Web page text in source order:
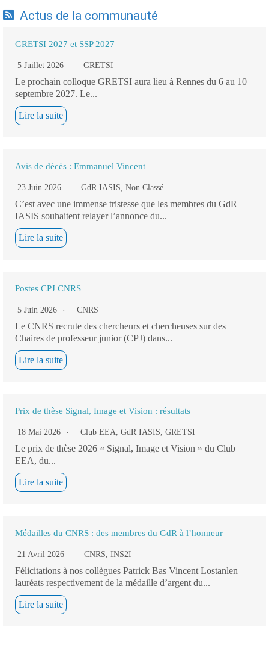
Actus de la communauté
GRETSI 2027 et SSP 2027
5 Juillet 2026 GRETSI
Le prochain colloque GRETSI aura lieu à Rennes du 6 au 10
septembre 2027. Le...
Lire la suite
Avis de décès : Emmanuel Vincent
23 Juin 2026 GdR IASIS, Non Classé
C’est avec une immense tristesse que les membres du GdR
IASIS souhaitent relayer l’annonce du...
Lire la suite
Postes CPJ CNRS
5 Juin 2026 CNRS
Le CNRS recrute des chercheurs et chercheuses sur des
Chaires de professeur junior (CPJ) dans...
Lire la suite
Prix de thèse Signal, Image et Vision : résultats
18 Mai 2026 Club EEA, GdR IASIS, GRETSI
Le prix de thèse 2026 « Signal, Image et Vision » du Club
EEA, du...
Lire la suite
Médailles du CNRS : des membres du GdR à l’honneur
21 Avril 2026 CNRS, INS2I
Félicitations à nos collègues Patrick Bas Vincent Lostanlen
lauréats respectivement de la médaille d’argent du...
Lire la suite